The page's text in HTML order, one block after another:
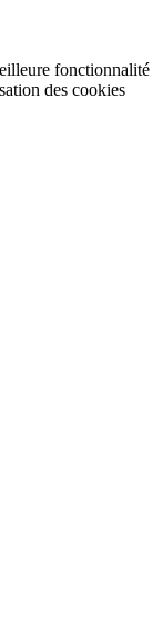
fonctionnalité
des cookies